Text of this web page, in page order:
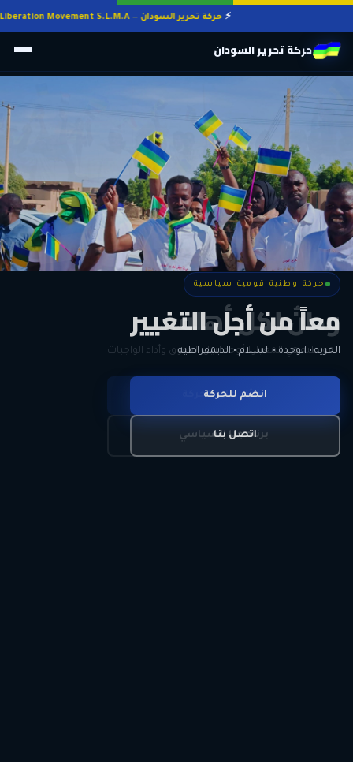
حركة تحرير السودان — Sudan Liberation Movement S.L.M.A
حركة تحرير السودان
حركة وطنية قومية سياسية
وطنٌ لكل أهله
المواطنة هي المعيار الأوحد لنيل الحقوق وأداء الواجبات
تعرّف على الحركة
برنامجنا السياسي
حركة وطنية قومية سياسية
معاً من أجل التغيير
الحرية • الوحدة • السلام • الديمقراطية
انضم للحركة
اتصل بنا